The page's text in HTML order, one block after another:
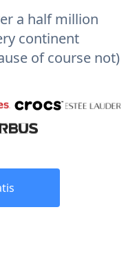
a half million
continent
of course not)